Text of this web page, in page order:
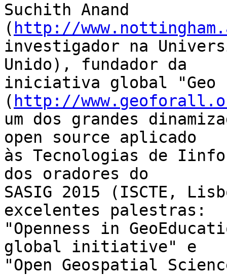
Suchith Anand
( http://
investigador na
Unido), fundador da
iniciativa global
( http://
um dos grandes
open source aplicado
às Tecnologias de
dos oradores do
SASIG 2015 (ISCTE,
excelentes palestras:
"Openness in
global initiative" e
"Open Geospatial